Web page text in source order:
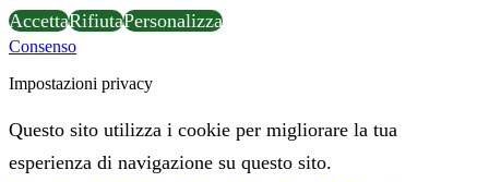
AccettaRifiutaPersonalizza
Consenso
Impostazioni privacy
Questo sito utilizza i cookie per migliorare la tua
esperienza di navigazione su questo sito.